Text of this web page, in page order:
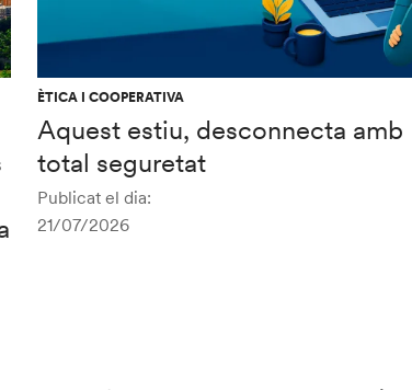
ÈTICA I COOPERATIVA
Aquest estiu, desconnecta amb
total seguretat
Publicat el dia:
21/07/2026